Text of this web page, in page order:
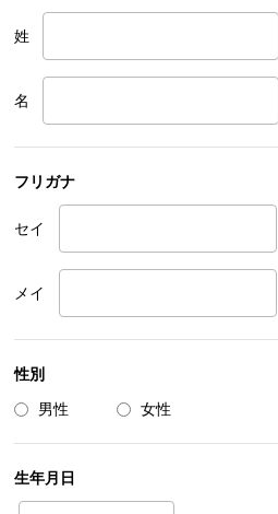
姓
名
フリガナ
セイ
メイ
性別
男性 女性
生年月日